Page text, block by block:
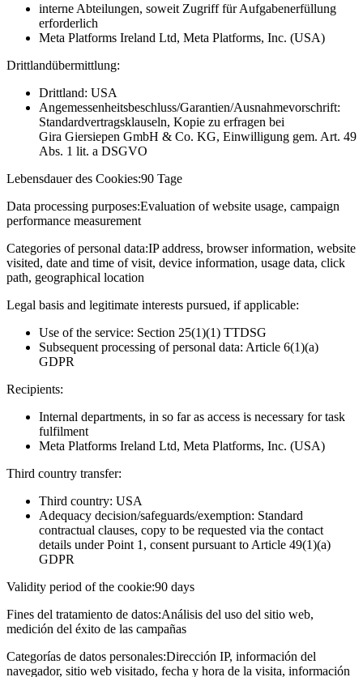
interne Abteilungen, soweit Zugriff für Aufgabenerfüllung
erforderlich
Meta Platforms Ireland Ltd, Meta Platforms, Inc. (USA)
Drittlandübermittlung:
Drittland: USA
Angemessenheitsbeschluss/Garantien/Ausnahmevorschrift:
Standardvertragsklauseln, Kopie zu erfragen bei
Gira Giersiepen GmbH & Co. KG, Einwilligung gem. Art. 49
Abs. 1 lit. a DSGVO
Lebensdauer des Cookies:90 Tage
Data processing purposes:Evaluation of website usage, campaign
performance measurement
Categories of personal data:IP address, browser information, website
visited, date and time of visit, device information, usage data, click
path, geographical location
Legal basis and legitimate interests pursued, if applicable:
Use of the service: Section 25(1)(1) TTDSG
Subsequent processing of personal data: Article 6(1)(a)
GDPR
Recipients:
Internal departments, in so far as access is necessary for task
fulfilment
Meta Platforms Ireland Ltd, Meta Platforms, Inc. (USA)
Third country transfer:
Third country: USA
Adequacy decision/safeguards/exemption: Standard
contractual clauses, copy to be requested via the contact
details under Point 1, consent pursuant to Article 49(1)(a)
GDPR
Validity period of the cookie:90 days
Fines del tratamiento de datos:Análisis del uso del sitio web,
medición del éxito de las campañas
Categorías de datos personales:Dirección IP, información del
navegador, sitio web visitado, fecha y hora de la visita, información